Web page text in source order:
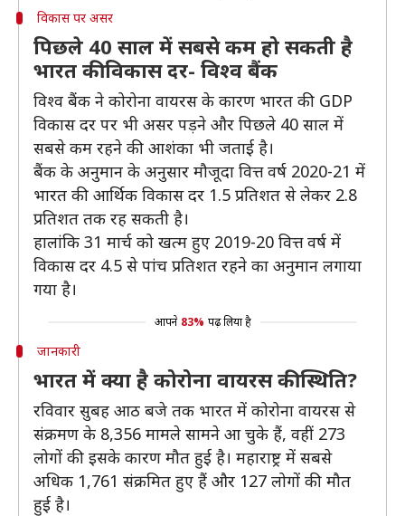
विकास पर असर
पिछले 40 साल में सबसे कम हो सकती है
भारत की विकास दर- विश्व बैंक
विश्व बैंक ने कोरोना वायरस के कारण भारत की GDP
विकास दर पर भी असर पड़ने और पिछले 40 साल में
सबसे कम रहने की आशंका भी जताई है।
बैंक के अनुमान के अनुसार मौजूदा वित्त वर्ष 2020-21 में
भारत की आर्थिक विकास दर 1.5 प्रतिशत से लेकर 2.8
प्रतिशत तक रह सकती है।
हालांकि 31 मार्च को खत्म हुए 2019-20 वित्त वर्ष में
विकास दर 4.5 से पांच प्रतिशत रहने का अनुमान लगाया
गया है।
आपने 83% पढ़ लिया है
जानकारी
भारत में क्या है कोरोना वायरस की स्थिति?
रविवार सुबह आठ बजे तक भारत में कोरोना वायरस से
संक्रमण के 8,356 मामले सामने आ चुके हैं, वहीं 273
लोगों की इसके कारण मौत हुई है। महाराष्ट्र में सबसे
अधिक 1,761 संक्रमित हुए हैं और 127 लोगों की मौत
हुई है।